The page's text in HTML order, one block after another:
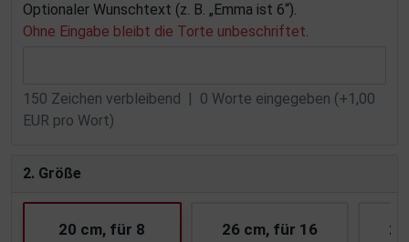
Optionaler Wunschtext (z. B. „Emma ist 6“).
Ohne Eingabe bleibt die Torte unbeschriftet.
150 Zeichen verbleibend | 0 Worte eingegeben (+1,00
EUR pro Wort)
2. Größe
20 cm, für 8
26 cm, für 16